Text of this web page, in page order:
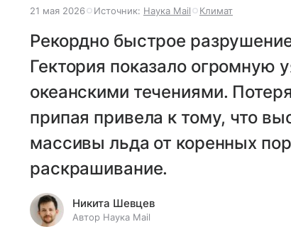
21 мая 2026 Источник: Наука Mail Климат
Рекордно быстрое
Гектория показало огромную
океанскими течениями.
припая привела к тому, что
массивы льда от коренных
раскрашивание.
Никита Шевцев
Автор Наука Mail